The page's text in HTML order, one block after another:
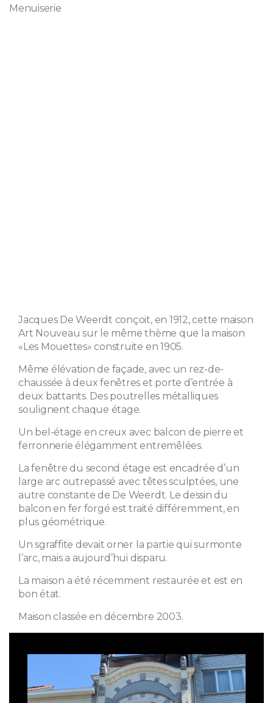
Menuiserie
Jacques De Weerdt conçoit, en 1912, cette maison
Art Nouveau sur le même thème que la maison
«Les Mouettes» construite en 1905.
Même élévation de façade, avec un rez-de-
chaussée à deux fenêtres et porte d’entrée à
deux battants. Des poutrelles métalliques
soulignent chaque étage.
Un bel-étage en creux avec balcon de pierre et
ferronnerie élégamment entremêlées.
La fenêtre du second étage est encadrée d’un
large arc outrepassé avec têtes sculptées, une
autre constante de De Weerdt. Le dessin du
balcon en fer forgé est traité différemment, en
plus géométrique.
Un sgraffite devait orner la partie qui surmonte
l’arc, mais a aujourd’hui disparu.
La maison a été récemment restaurée et est en
bon état.
Maison classée en décembre 2003.